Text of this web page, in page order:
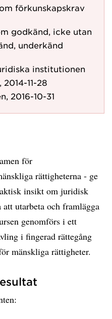
förkunskapskrav
godkänd, icke utan
underkänd
institutionen
11-28
2016-10-31
för
rättigheterna - ge
insikt om juridisk
utarbeta och framlägga
genomförs i ett
i fingerad rättegång
mänskliga rättigheter.